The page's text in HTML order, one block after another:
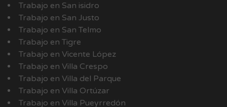
Trabajo en San isidro
Trabajo en San Justo
Trabajo en San Telmo
Trabajo en Tigre
Trabajo en Vicente López
Trabajo en Villa Crespo
Trabajo en Villa del Parque
Trabajo en Villa Ortúzar
Trabajo en Villa Pueyrredón